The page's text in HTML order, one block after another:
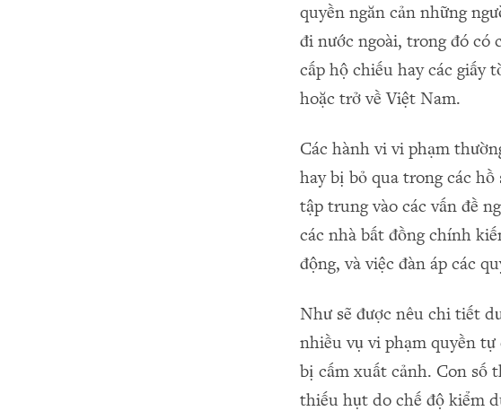
quyền ngăn cản những
đi nước ngoài, trong đó có
cấp hộ chiếu hay các giấy
hoặc trở về Việt Nam.
Các hành vi vi phạm
hay bị bỏ qua trong các
tập trung vào các vấn đề
các nhà bất đồng chính
động, và việc đàn áp các
Như sẽ được nêu chi tiết
nhiều vụ vi phạm quyền
bị cấm xuất cảnh. Con số
thiếu hụt do chế độ kiểm